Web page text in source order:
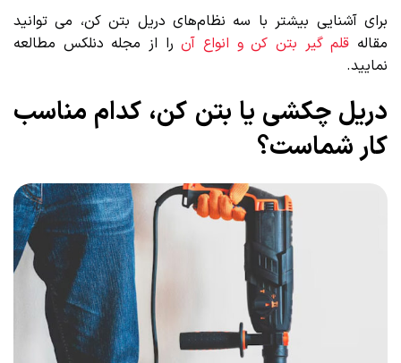
برای آشنایی بیشتر با سه نظام‌های دریل بتن کن، می توانید
مقاله قلم گیر بتن کن و انواع آنرا از مجله دنلکس مطالعه
نمایید.
دریل چکشی یا بتن کن، کدام مناسب
کار شماست؟